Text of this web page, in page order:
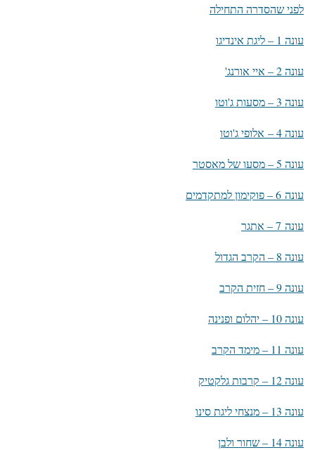
לפני שהסדרה התחילה
עונה 1 – ליגת אינדיגו
עונה 2 – איי אורנג'
עונה 3 – מסעות ג'וטו
עונה 4 – אלופי ג'וטו
עונה 5 – מסעו של מאסטר
עונה 6 – פוקימון למתקדמים
עונה 7 – אתגר
עונה 8 – הקרב הגדול
עונה 9 – חזית הקרב
עונה 10 – יהלום ופנינה
עונה 11 – מימד הקרב
עונה 12 – קרבות גלקטיק
עונה 13 – מנצחי ליגת סינו
עונה 14 – שחור ולבן